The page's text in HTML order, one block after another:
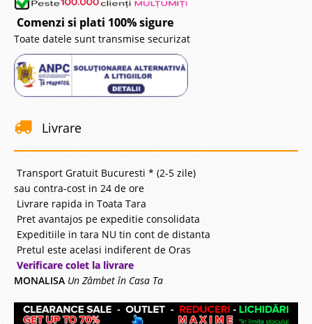
Comenzi si plati 100% sigure
Toate datele sunt transmise securizat
Livrare
Transport Gratuit Bucuresti * (2-5 zile)
sau contra-cost in 24 de ore
Livrare rapida in Toata Tara
Pret avantajos pe expeditie consolidata
Expeditiile in tara NU tin cont de distanta
Pretul este acelasi indiferent de Oras
Verificare colet la livrare
MONALISA Un Zâmbet în Casa Ta